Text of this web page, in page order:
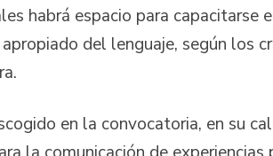
habrá espacio para
del lenguaje, según los
en la convocatoria, en su